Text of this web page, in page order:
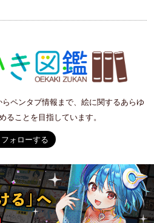
ペンタブ情報まで、絵に関するあらゆ
ることを目指しています。